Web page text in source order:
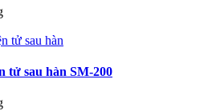
tử sau hàn SM-200